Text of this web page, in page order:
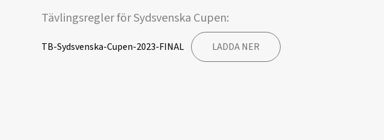
Tävlingsregler för Sydsvenska Cupen:
TB-Sydsvenska-Cupen-2023-FINAL LADDA NER